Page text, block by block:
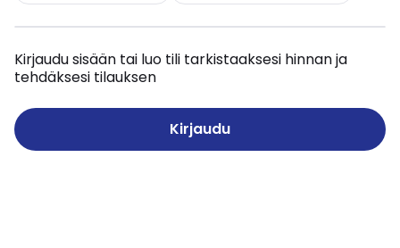
Kirjaudu sisään tai luo tili tarkistaaksesi hinnan ja
tehdäksesi tilauksen
Kirjaudu